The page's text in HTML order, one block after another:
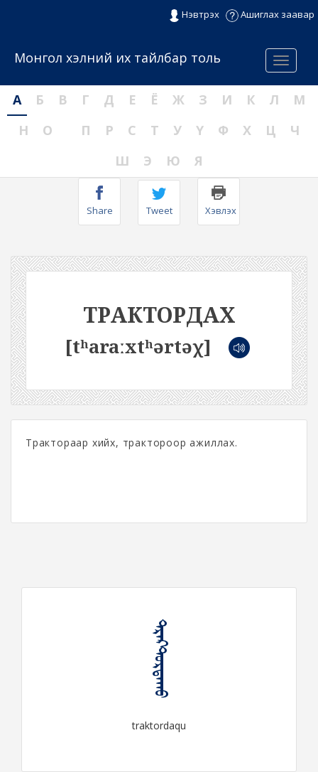
Нэвтрэх Ашиглах заавар
Menu
Монгол хэлний их тайлбар толь
А Б В Г Д Е Ё Ж З И К Л
М
Н
О П Р С Т У Ү Ф Х Ц
Ч
Ш
Э Ю Я
Share Tweet Хэвлэх
ТРАКТОРДАХ
[tʰaraːxtʰərtəχ]
Трактораар хийх, трактороор ажиллах.
ᠲᠷᠠᠺᠲ᠋ᠣᠷᠳᠠᠬᠤ
traktordaqu